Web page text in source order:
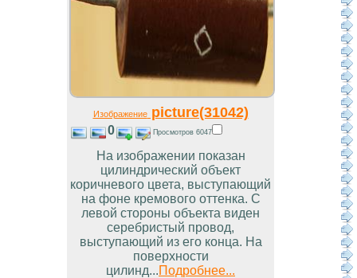
Изображениеpicture(31042)
0 Просмотров 6047
На изображении показан
цилиндрический объект
коричневого цвета, выступающий
на фоне кремового оттенка. С
левой стороны объекта виден
серебристый провод,
выступающий из его конца. На
поверхности
цилинд...Подробнее...